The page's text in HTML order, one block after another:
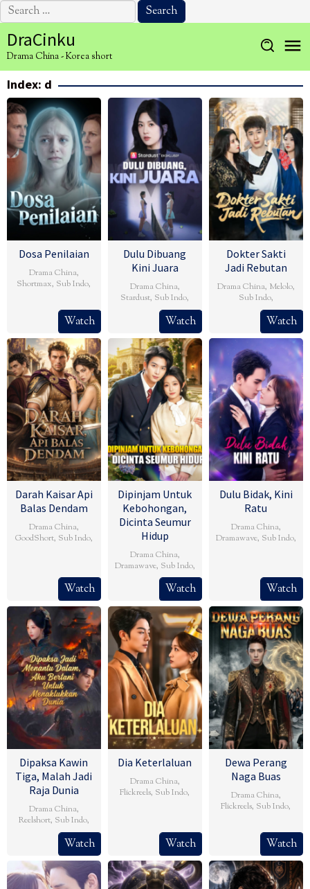
Search
for:
to
content
DraCinku
Drama China - Korea short
Index: d
Dosa Penilaian
Drama China,
Shortmax, Sub Indo,
Watch
Dulu Dibuang
Kini Juara
Drama China,
Stardust, Sub Indo,
Watch
Dokter Sakti
Jadi Rebutan
Drama China, Melolo,
Sub Indo,
Watch
Darah Kaisar Api
Balas Dendam
Drama China,
GoodShort, Sub Indo,
Watch
Dipinjam Untuk
Kebohongan,
Dicinta Seumur
Hidup
Drama China,
Dramawave, Sub Indo,
Watch
Dulu Bidak, Kini
Ratu
Drama China,
Dramawave, Sub Indo,
Watch
Dipaksa Kawin
Tiga, Malah Jadi
Raja Dunia
Drama China,
Reelshort, Sub Indo,
Watch
Dia Keterlaluan
Drama China,
Flickreels, Sub Indo,
Watch
Dewa Perang
Naga Buas
Drama China,
Flickreels, Sub Indo,
Watch